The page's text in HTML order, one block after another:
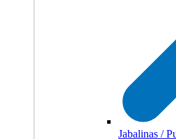
Jabalinas /